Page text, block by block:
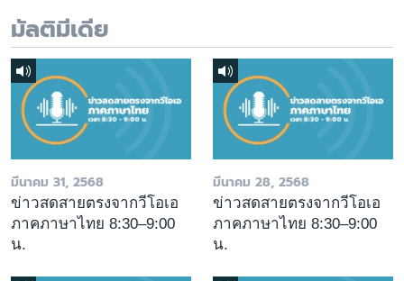
มัลติมีเดีย
มีนาคม 31, 2568
ข่าวสดสายตรงจากวีโอเอ
ภาคภาษาไทย 8:30–9:00
น.
มีนาคม 28, 2568
ข่าวสดสายตรงจากวีโอเอ
ภาคภาษาไทย 8:30–9:00
น.